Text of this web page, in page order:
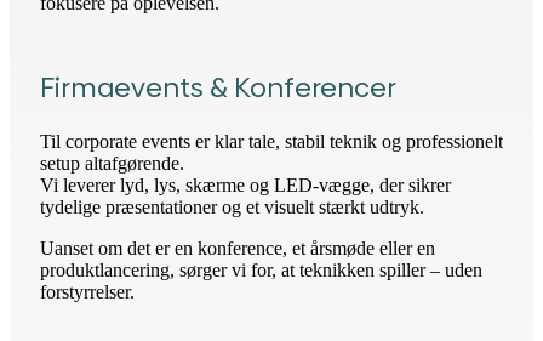
Firmaevents & Konferencer
Til corporate events er klar tale, stabil teknik og professionelt
setup altafgørende.
Vi leverer lyd, lys, skærme og LED-vægge, der sikrer
tydelige præsentationer og et visuelt stærkt udtryk.
Uanset om det er en konference, et årsmøde eller en
produktlancering, sørger vi for, at teknikken spiller – uden
forstyrrelser.